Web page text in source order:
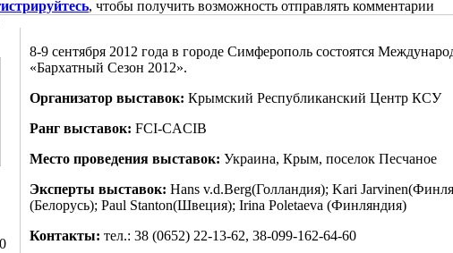
, чтобы получить возможность отправлять комментарии
8-9 сентября 2012 года в городе Симферополь состоятся
«Бархатный Сезон 2012».
Организатор выставок: Крымский Республиканский Центр КСУ
Ранг выставок: FCI-CACIB
Место проведения выставок: Украина, Крым, поселок Песчаное
Эксперты выставок: Hans v.d.Berg(Голландия); Kari
(Белорусь); Paul Stanton(Швеция); Irina Poletaeva (Финляндия)
Контакты: тел.: 38 (0652) 22-13-62, 38-099-162-64-60